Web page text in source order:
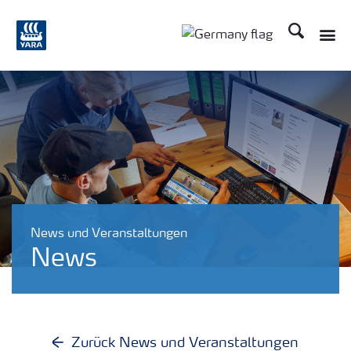
Suchen
News und Veranstaltungen
News
Zurück News und Veranstaltungen